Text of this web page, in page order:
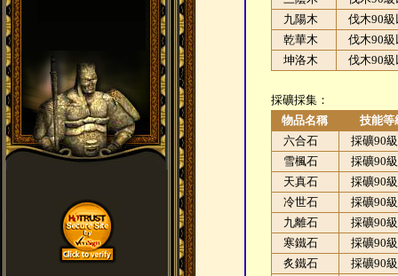
九陽木
伐木90級
乾華木
伐木90級
坤洛木
伐木90級
採礦採集：
物品名稱
技能等
六合石
採礦90
雪楓石
採礦90
天真石
採礦90
冷世石
採礦90
九離石
採礦90
寒鐵石
採礦90
炙鐵石
採礦90